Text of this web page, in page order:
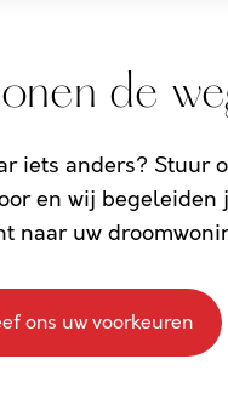
de
iets anders? Stuur
en wij begeleiden
naar uw
ons uw voorkeuren